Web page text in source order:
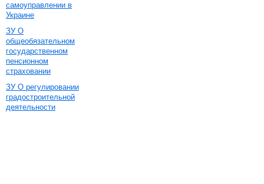
самоуправлении в
Украине
ЗУ О
общеобязательном
государственном
пенсионном
страховании
ЗУ О регулировании
градостроительной
деятельности